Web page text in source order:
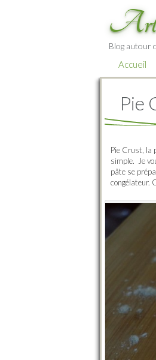
Art
Blog autour
Accueil
Pie
Pie Crust, la
simple. Je
pâte se
congélateur.